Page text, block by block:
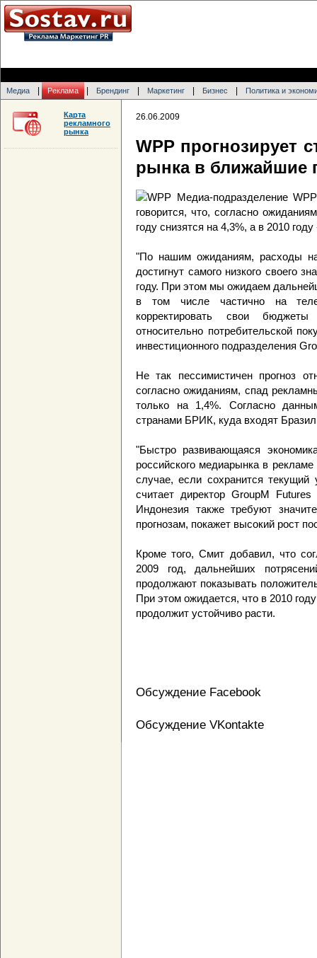
Медиа Реклама Брендинг Маркетинг Бизнес Политика и
26.06.2009
WPP прогнозирует
рынка в ближайшие
Медиа-подразделение
говорится, что, согласно
году снизятся на 4,3%, а в 2010
"По нашим ожиданиям, расходы
достигнут самого низкого своего
году. При этом мы ожидаем
в том числе частично на
корректировать свои
относительно потребительской
инвестиционного подразделения
Не так пессимистичен прогноз
согласно ожиданиям, спад
только на 1,4%. Согласно
странами БРИК, куда входят
"Быстро развивающаяся
российского медиарынка в
случае, если сохранится
считает директор GroupM
Индонезия также требуют
прогнозам, покажет высокий рост
Кроме того, Смит добавил, что
2009 год, дальнейших
продолжают показывать
При этом ожидается, что в 2010
продолжит устойчиво расти.
Обсуждение Facebook
Обсуждение VKontakte
Карта
рекламного
рынка